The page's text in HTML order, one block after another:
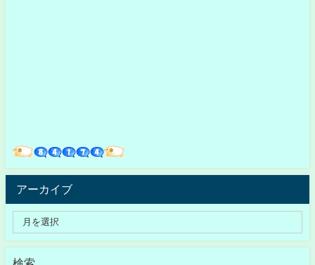
アーカイブ